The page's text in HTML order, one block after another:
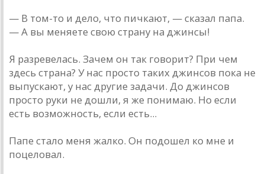
— В том-то и дело, что пичкают, — сказал папа.
— А вы меняете свою страну на джинсы!
Я разревелась. Зачем он так говорит? При чем
здесь страна? У нас просто таких джинсов пока не
выпускают, у нас другие задачи. До джинсов
просто руки не дошли, я же понимаю. Но если
есть возможность, если есть...
Папе стало меня жалко. Он подошел ко мне и
поцеловал.